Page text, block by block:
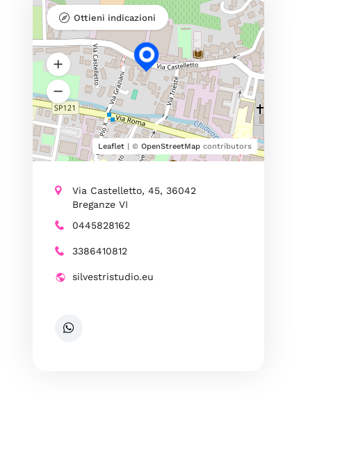
Leaflet| © OpenStreetMapcontributors
Ottieni indicazioni
Via Castelletto, 45, 36042
Breganze VI
0445828162
3386410812
silvestristudio.eu